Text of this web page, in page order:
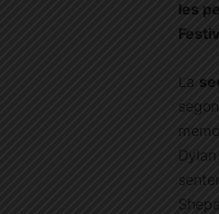
les
La